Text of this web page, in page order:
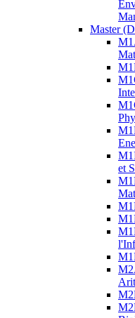
Master
et